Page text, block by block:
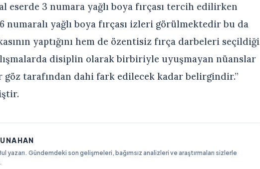
eserde 3 numara yağlı boya fırçası tercih edilirken
numaralı yağlı boya fırçası izleri görülmektedir bu da
yaptığını hem de özentisiz fırça darbeleri seçildiği
disiplin olarak birbiriyle uyuşmayan nüanslar
göz tarafından dahi fark edilecek kadar belirgindir.”
yazarı. Gündemdeki son gelişmeleri, bağımsız analizleri ve araştırmaları sizlerle